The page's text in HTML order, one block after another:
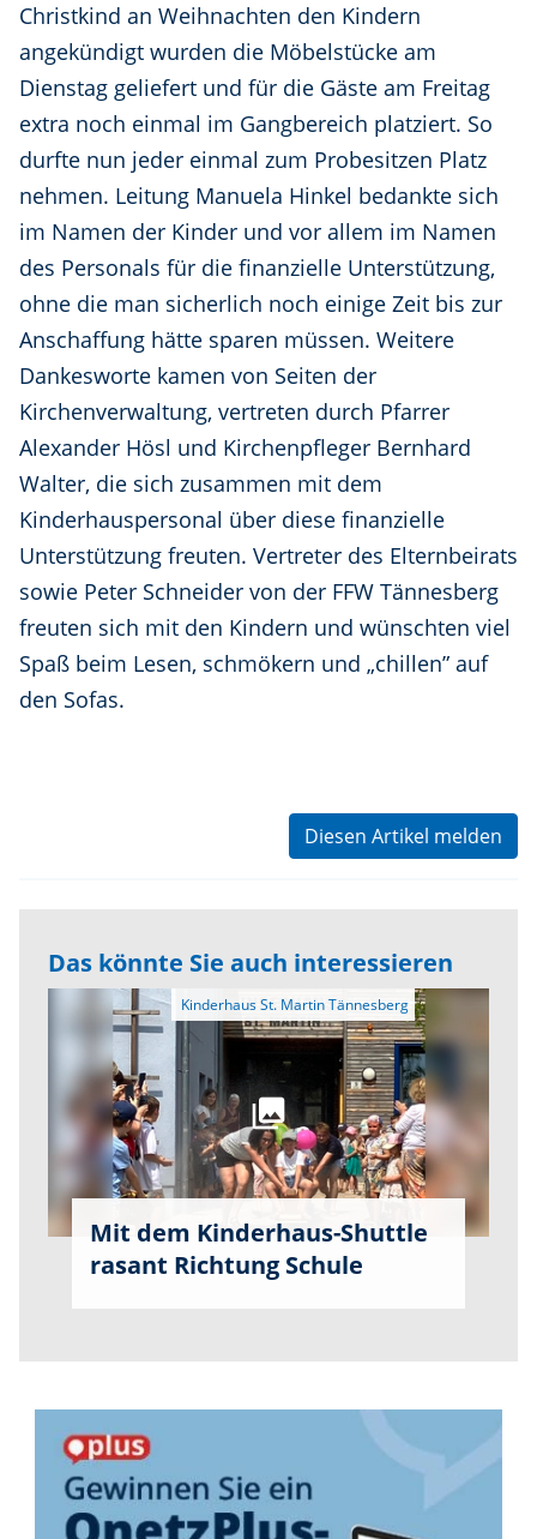
Christkind an Weihnachten den Kindern
angekündigt wurden die Möbelstücke am
Dienstag geliefert und für die Gäste am Freitag
extra noch einmal im Gangbereich platziert. So
durfte nun jeder einmal zum Probesitzen Platz
nehmen. Leitung Manuela Hinkel bedankte sich
im Namen der Kinder und vor allem im Namen
des Personals für die finanzielle Unterstützung,
ohne die man sicherlich noch einige Zeit bis zur
Anschaffung hätte sparen müssen. Weitere
Dankesworte kamen von Seiten der
Kirchenverwaltung, vertreten durch Pfarrer
Alexander Hösl und Kirchenpfleger Bernhard
Walter, die sich zusammen mit dem
Kinderhauspersonal über diese finanzielle
Unterstützung freuten. Vertreter des Elternbeirats
sowie Peter Schneider von der FFW Tännesberg
freuten sich mit den Kindern und wünschten viel
Spaß beim Lesen, schmökern und „chillen” auf
den Sofas.
Diesen Artikel melden
Das könnte Sie auch interessieren
Kinderhaus St. Martin Tännesberg
Mit dem Kinderhaus-Shuttle
rasant Richtung Schule